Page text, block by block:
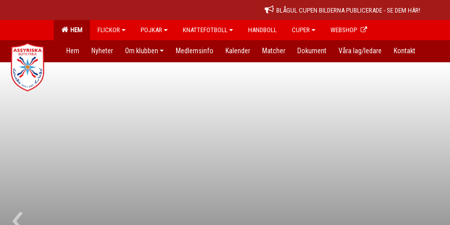
BLÅGUL CUPEN BILDERNA PUBLICERADE - SE DEM HÄR!
HEM FLICKOR POJKAR KNATTEFOTBOLL HANDBOLL CUPER WEBSHOP
Hem Nyheter Om klubben Medlemsinfo Kalender Matcher Dokument Våra lag/ledare Kontakt